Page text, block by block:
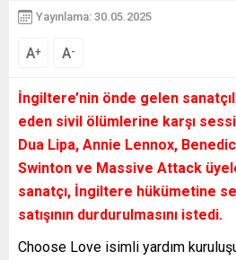
Yayınlama: 30.05.2025
A+ A-
İngiltere’nin önde gelen
eden sivil ölümlerine karşı
Dua Lipa, Annie Lennox,
Swinton ve Massive Attack
sanatçı, İngiltere hükümetine
satışının durdurulmasını istedi.
Choose Love isimli yardım